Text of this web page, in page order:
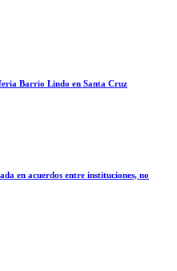
Barrio Lindo en Santa Cruz
en acuerdos entre instituciones, no